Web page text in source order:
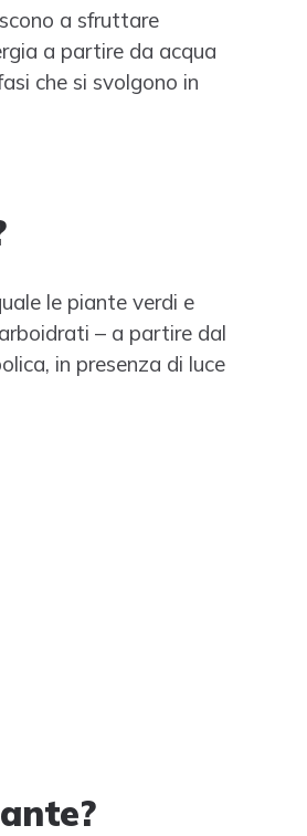
a sfruttare
a partire da acqua
che si svolgono in
le piante verdi e
– a partire dal
in presenza di luce